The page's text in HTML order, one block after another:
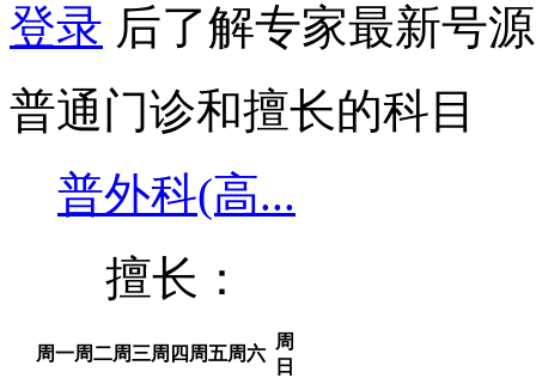
登录 后了解专家最新号
普通门诊和擅长的科目
普外科(高...
擅长：
周一周二周三周四 周五周六
周
日